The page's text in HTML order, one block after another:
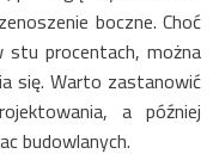
boczne. Choć
procentach, można
się. Warto zastanowić
a później
budowlanych.